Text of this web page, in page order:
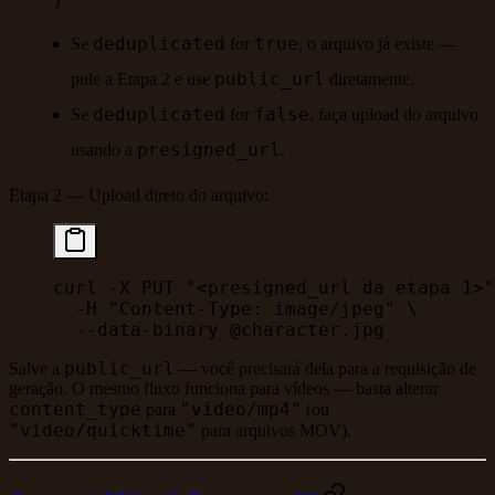
Se deduplicated for true, o arquivo já existe —
pule a Etapa 2 e use public_url diretamente.
Se deduplicated for false, faça upload do arquivo
usando a presigned_url.
Etapa 2 — Upload direto do arquivo:
curl -X PUT "<presigned_url da etapa 1>"
  -H
"Content-Type: image/jpeg"
\
  --data-binary
@character.jpg
Salve a public_url — você precisará dela para a requisição de
geração. O mesmo fluxo funciona para vídeos — basta alterar
content_type para "video/mp4" (ou
"video/quicktime" para arquivos MOV).